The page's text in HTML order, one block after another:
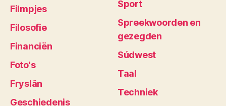
Filmpjes
Filosofie
Financiën
Foto's
Fryslân
Geschiedenis
Sport
Spreekwoorden en
gezegden
Súdwest
Taal
Techniek